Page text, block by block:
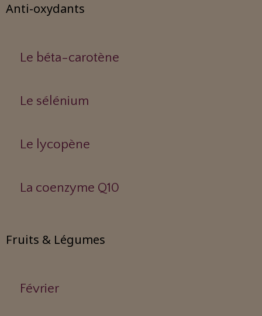
Anti-oxydants
Le béta-carotène
Le sélénium
Le lycopène
La coenzyme Q10
Fruits & Légumes
Février